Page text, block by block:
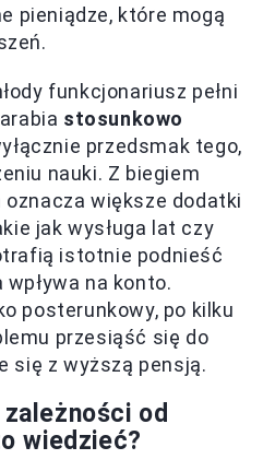
pieniądze, które mogą
funkcjonariusz pełni
stosunkowo
przedsmak tego,
nauki. Z biegiem
większe dodatki
jak wysługa lat czy
istotnie podnieść
na konto.
posterunkowy, po kilku
przesiąść się do
się z wyższą pensją.
od
wiedzieć?